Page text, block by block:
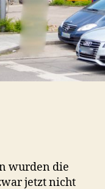
wurden die
jetzt nicht